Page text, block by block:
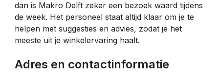
dan is Makro Delft zeker een bezoek waard tijdens
de week. Het personeel staat altijd klaar om je te
helpen met suggesties en advies, zodat je het
meeste uit je winkelervaring haalt.
Adres en contactinformatie